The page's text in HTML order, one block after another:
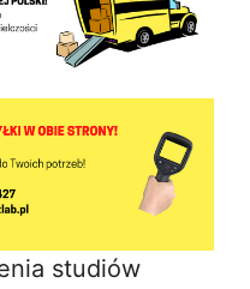
studiów